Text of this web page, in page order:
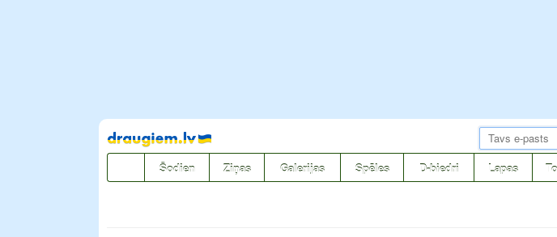
Pāriet
uz
saturu
Šodien Ziņas Galerijas Spēles D-biedri Lapas